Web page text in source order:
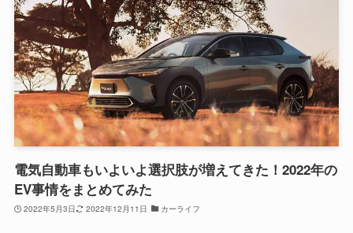
電気自動車もいよいよ選択肢が増えてきた！2022年の
EV事情をまとめてみた
2022年5月3日 2022年12月11日 カーライフ